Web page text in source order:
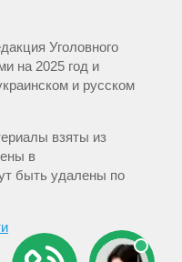
Уголовного
на 2025 год и
и русском
взяты из
в
быть удалены по